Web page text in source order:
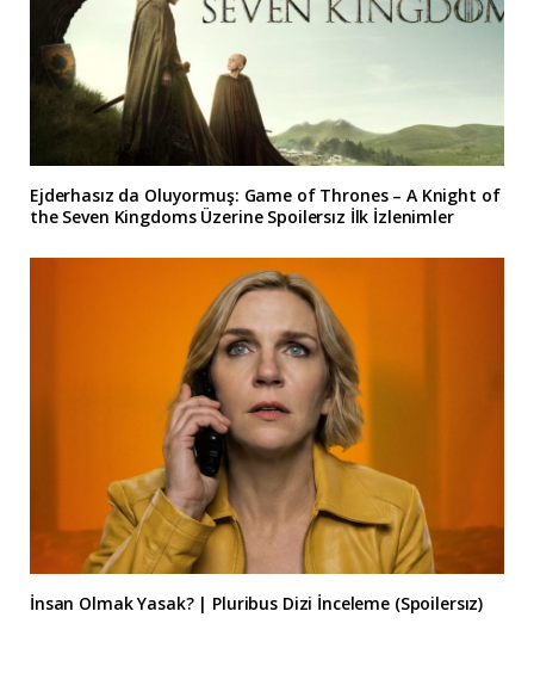
Ejderhasız da Oluyormuş: Game of Thrones – A Knight of
the Seven Kingdoms Üzerine Spoilersız İlk İzlenimler
İnsan Olmak Yasak? | Pluribus Dizi İnceleme (Spoilersız)